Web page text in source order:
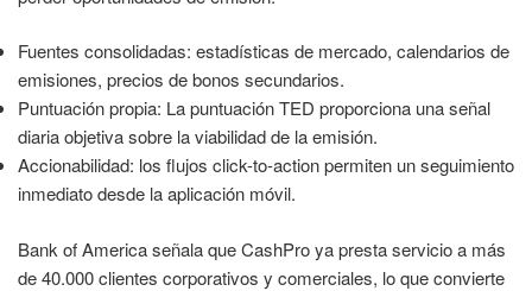
Fuentes consolidadas: estadísticas de mercado, calendarios de
emisiones, precios de bonos secundarios.
Puntuación propia: La puntuación TED proporciona una señal
diaria objetiva sobre la viabilidad de la emisión.
Accionabilidad: los flujos click-to-action permiten un seguimiento
inmediato desde la aplicación móvil.
Bank of America señala que CashPro ya presta servicio a más
de 40.000 clientes corporativos y comerciales, lo que convierte